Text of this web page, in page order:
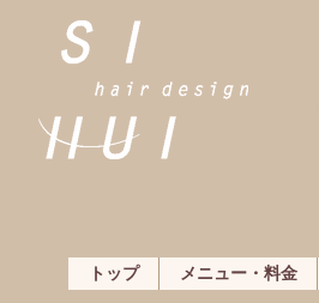
トップ メニュー・料金